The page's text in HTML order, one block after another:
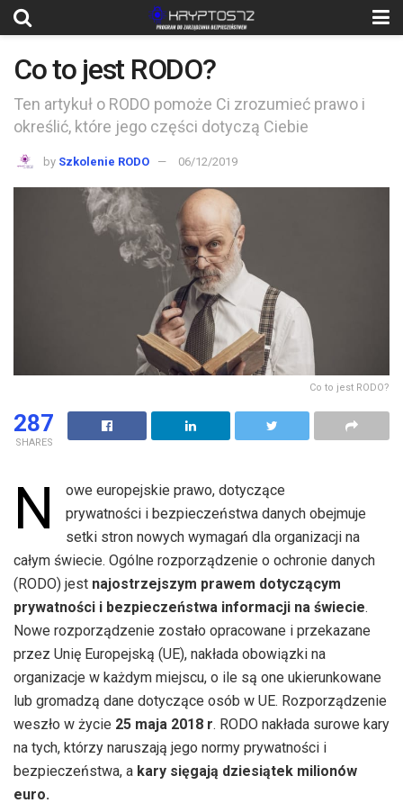
Co to jest RODO?
Ten artykuł o RODO pomoże Ci zrozumieć prawo i
określić, które jego części dotyczą Ciebie
by Szkolenie RODO 06/12/2019
Co to jest RODO?
287
SHARES
N
owe europejskie prawo, dotyczące
prywatności i bezpieczeństwa danych obejmuje
setki stron nowych wymagań dla organizacji na
całym świecie. Ogólne rozporządzenie o ochronie danych
(RODO) jest najostrzejszym prawem dotyczącym
prywatności i bezpieczeństwa informacji na świecie.
Nowe rozporządzenie zostało opracowane i przekazane
przez Unię Europejską (UE), nakłada obowiązki na
organizacje w każdym miejscu, o ile są one ukierunkowane
lub gromadzą dane dotyczące osób w UE. Rozporządzenie
weszło w życie 25 maja 2018 r. RODO nakłada surowe kary
na tych, którzy naruszają jego normy prywatności i
bezpieczeństwa, a kary sięgają dziesiątek milionów
euro.